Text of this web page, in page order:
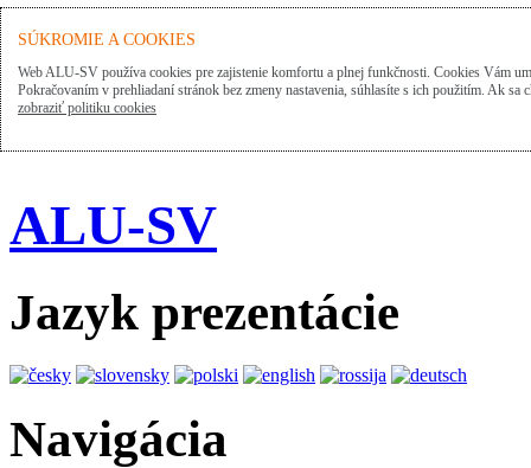
ALU-SV
Jazyk prezentácie
Navigácia
SÚKROMIE A COOKIES
Web ALU-SV používa cookies pre zajistenie komfortu a plnej funkčnosti. Cookies Vám
Pokračovaním v prehliadaní stránok bez zmeny nastavenia, súhlasíte s ich použitím. Ak sa
zobraziť politiku cookies